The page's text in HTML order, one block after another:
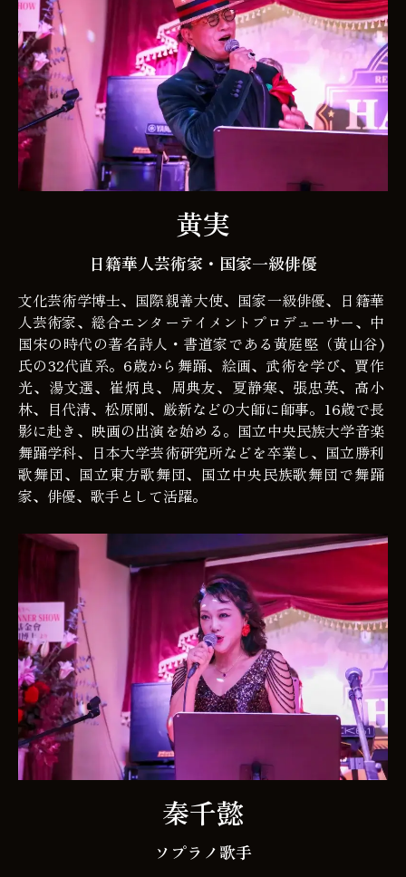
黄実
日籍華人芸術家・国家一級俳優
文化芸術学博士、国際親善大使、国家一級俳優、日籍華
人芸術家、総合エンターテイメントプロデューサー、中
国宋の時代の著名詩人・書道家である黄庭堅（黄山谷)
氏の32代直系。6歳から舞踊、絵画、武術を学び、賈作
光、湯文選、崔炳良、周典友、夏静寒、張忠英、高小
林、目代清、松原剛、厳新などの大師に師事。16歳で長
影に赴き、映画の出演を始める。国立中央民族大学音楽
舞踊学科、日本大学芸術研究所などを卒業し、国立勝利
歌舞団、国立東方歌舞団、国立中央民族歌舞団で舞踊
家、俳優、歌手として活躍。
秦千懿
ソプラノ歌手